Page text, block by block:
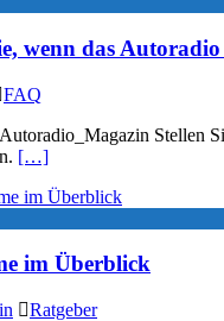
wenn das
FAQ
Stellen
[…]
im Überblick
Ratgeber